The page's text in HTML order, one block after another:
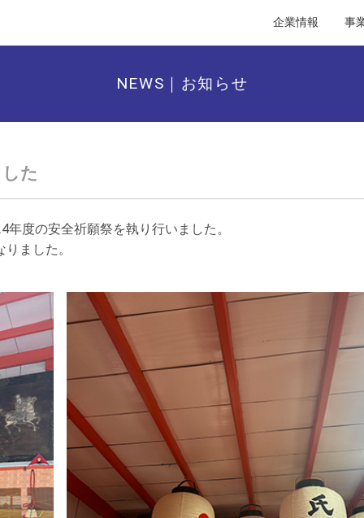
企業情報 事
NEWS｜お知らせ
た
度の安全祈願祭を執り行いました。
ました。